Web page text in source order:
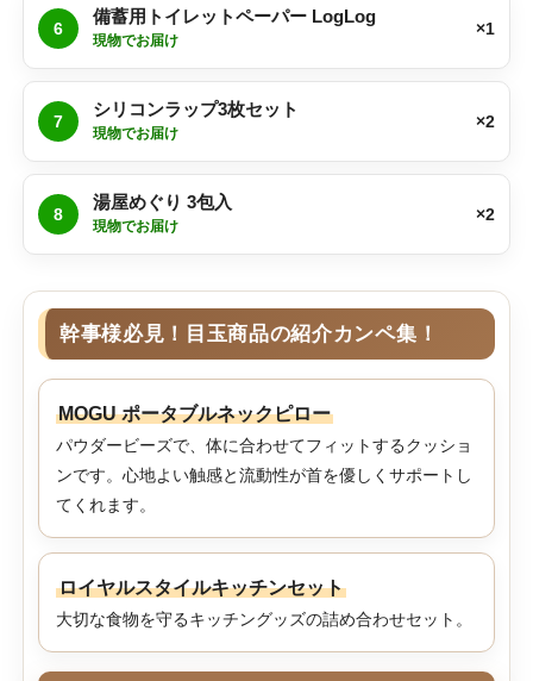
6
備蓄用トイレットペーパー LogLog
現物でお届け
×1
7
シリコンラップ3枚セット
現物でお届け
×2
8
湯屋めぐり 3包入
現物でお届け
×2
幹事様必見！目玉商品の紹介カンペ集！
MOGU ポータブルネックピロー
パウダービーズで、体に合わせてフィットするクッショ
ンです。心地よい触感と流動性が首を優しくサポートし
てくれます。
ロイヤルスタイルキッチンセット
大切な食物を守るキッチングッズの詰め合わせセット。